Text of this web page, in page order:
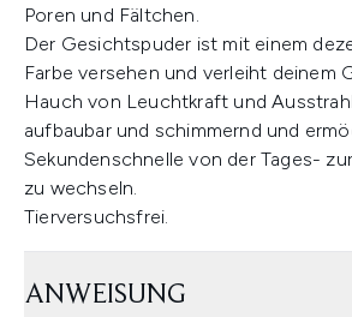
Poren und Fältchen.
Der Gesichtspuder ist mit einem
Farbe versehen und verleiht deinem
Hauch von Leuchtkraft und
aufbaubar und schimmernd und
Sekundenschnelle von der Tages-
zu wechseln.
Tierversuchsfrei.
ANWEISUNG